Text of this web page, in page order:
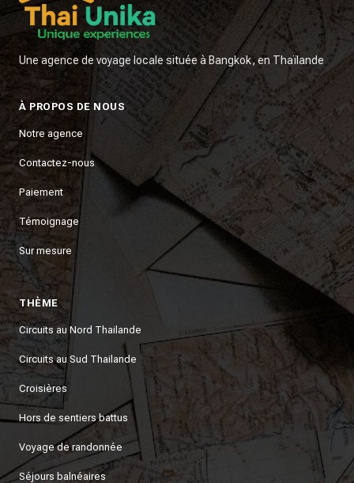
Une agence de voyage locale située à Bangkok, en Thaïlande
À PROPOS DE NOUS
Notre agence
Contactez-nous
Paiement
Témoignage
Sur mesure
THÈME
Circuits au Nord Thailande
Circuits au Sud Thailande
Croisières
Hors de sentiers battus
Voyage de randonnée
Séjours balnéaires